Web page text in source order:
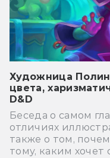
Художница
цвета,
D&D
Беседа о самом
отличиях
также о том,
тому, каким хочет